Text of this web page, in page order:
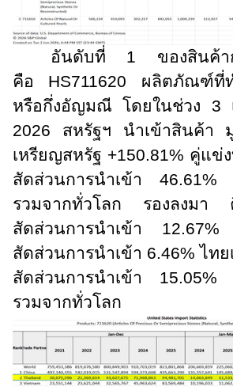
อันดับที่ 1 ของสินค้
คือ HS711620 ผลิตภัณฑ์
หรือกึ่งอัญมณี โดยในช่วง 3
2026 สหรัฐฯ นำเข้าสินค้า
เหรียญสหรัฐ +150.81% คู่แ
สัดส่วนการนำเข้า 46.61%
รวมจากทั่วโลก รองลงมา
สัดส่วนการนำเข้า 12.67%
สัดส่วนการนำเข้า 6.46% ไท
สัดส่วนการนำเข้า 15.05%
รวมจากทั่วโลก